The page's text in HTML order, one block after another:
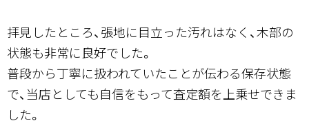
拝見したところ、張地に目立った汚れはなく、木部の
状態も非常に良好でした。
普段から丁寧に扱われていたことが伝わる保存状態
で、当店としても自信をもって査定額を上乗せできま
した。